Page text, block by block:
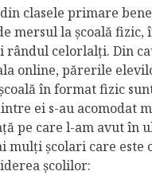
clasele primare
mersul la școală fizic,
rândul celorlalți. Din
online, părerile
în format fizic
ei s-au acomodat
pe care l-am avut în
mulți școlari care este
școlilor: